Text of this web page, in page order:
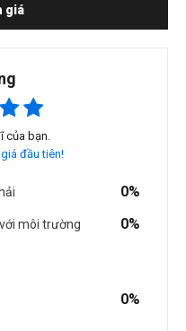
giá
của bạn.
đầu tiên!
0%
môi trường 0%
0%